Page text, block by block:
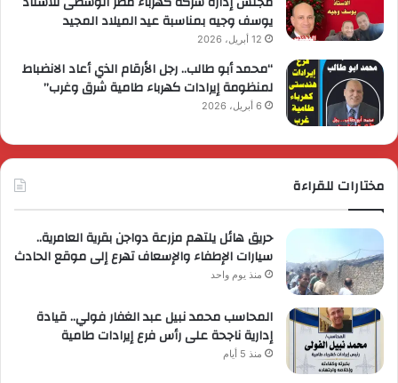
يوسف وجيه بمناسبة عيد الميلاد المجيد
12 أبريل، 2026
“محمد أبو طالب.. رجل الأرقام الذي أعاد الانضباط
لمنظومة إيرادات كهرباء طامية شرق وغرب”
6 أبريل، 2026
مختارات للقراءة
حريق هائل يلتهم مزرعة دواجن بقرية العامرية..
سيارات الإطفاء والإسعاف تهرع إلى موقع الحادث
منذ يوم واحد
المحاسب محمد نبيل عبد الغفار فولي.. قيادة
إدارية ناجحة على رأس فرع إيرادات طامية
منذ 5 أيام